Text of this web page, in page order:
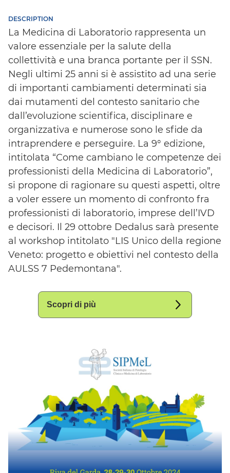
DESCRIPTION
La Medicina di Laboratorio rappresenta un
valore essenziale per la salute della
collettività e una branca portante per il SSN.
Negli ultimi 25 anni si è assistito ad una serie
di importanti cambiamenti determinati sia
dai mutamenti del contesto sanitario che
dall’evoluzione scientifica, disciplinare e
organizzativa e numerose sono le sfide da
intraprendere e perseguire. La 9° edizione,
intitolata “Come cambiano le competenze dei
professionisti della Medicina di Laboratorio”,
si propone di ragionare su questi aspetti, oltre
a voler essere un momento di confronto fra
professionisti di laboratorio, imprese dell’IVD
e decisori. Il 29 ottobre Dedalus sarà presente
al workshop intitolato "LIS Unico della regione
Veneto: progetto e obiettivi nel contesto della
AULSS 7 Pedemontana".
Scopri di più